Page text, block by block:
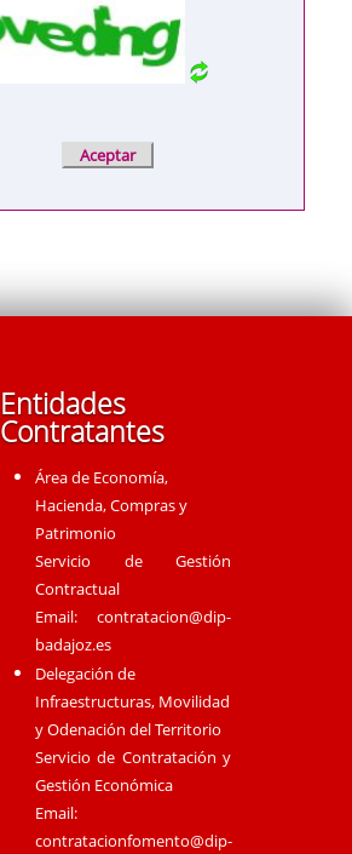
Entidades
Contratantes
Área de Economía,
Hacienda, Compras y
Patrimonio
Servicio de Gestión
Contractual
Email:contratacion@dip-
badajoz.es
Delegación de
Infraestructuras, Movilidad
y Odenación del Territorio
Servicio de Contratación y
Gestión Económica
Email:
contratacionfomento@dip-